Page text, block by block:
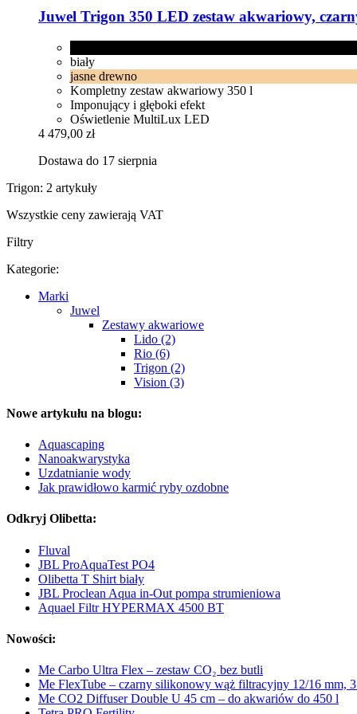
Juwel Trigon 350 LED zestaw akwariowy,
biały
jasne drewno
Kompletny zestaw akwariowy 350 l
Imponujący i głęboki efekt
Oświetlenie MultiLux LED
4 479,00 zł
Dostawa do 17 sierpnia
Trigon: 2 artykuły
Wszystkie ceny zawierają VAT
Filtry
Kategorie:
Marki
Juwel
Zestawy akwariowe
Lido (2)
Rio (6)
Trigon (2)
Vision (3)
Nowe artykułu na blogu:
Aquascaping
Nanoakwarystyka
Uzdatnianie wody
Jak prawidłowo karmić ryby ozdobne
Odkryj Olibetta:
Fluval
JBL ProAquaTest PO4
Olibetta T Shirt biały
JBL Proclean Aqua in-Out pompa strumieniowa
Aquael Filtr HYPERMAX 4500 BT
Nowości:
Me Carbo Ultra Flex – zestaw CO₂ bez butli
Me FlexTube – czarny silikonowy wąż filtracyjny 12/16 mm,
Me CO2 Diffuser Double U 45 cm – do akwariów do 450 l